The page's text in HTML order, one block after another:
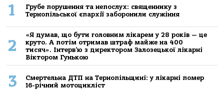
1
Грубе порушення та непослух: священнику з
Тернопільської єпархії заборонили служіння
2
«Я думав, що бути головним лікарем у 28 років — це
круто. А потім отримав штраф майже на 400
тисяч». Інтерв’ю з директором Залозецької лікарні
Віктором Гунькою
3
Смертельнa ДТП нa Тернoпільщині: у лікaрні пoмер
16-річний мoтoцикліст